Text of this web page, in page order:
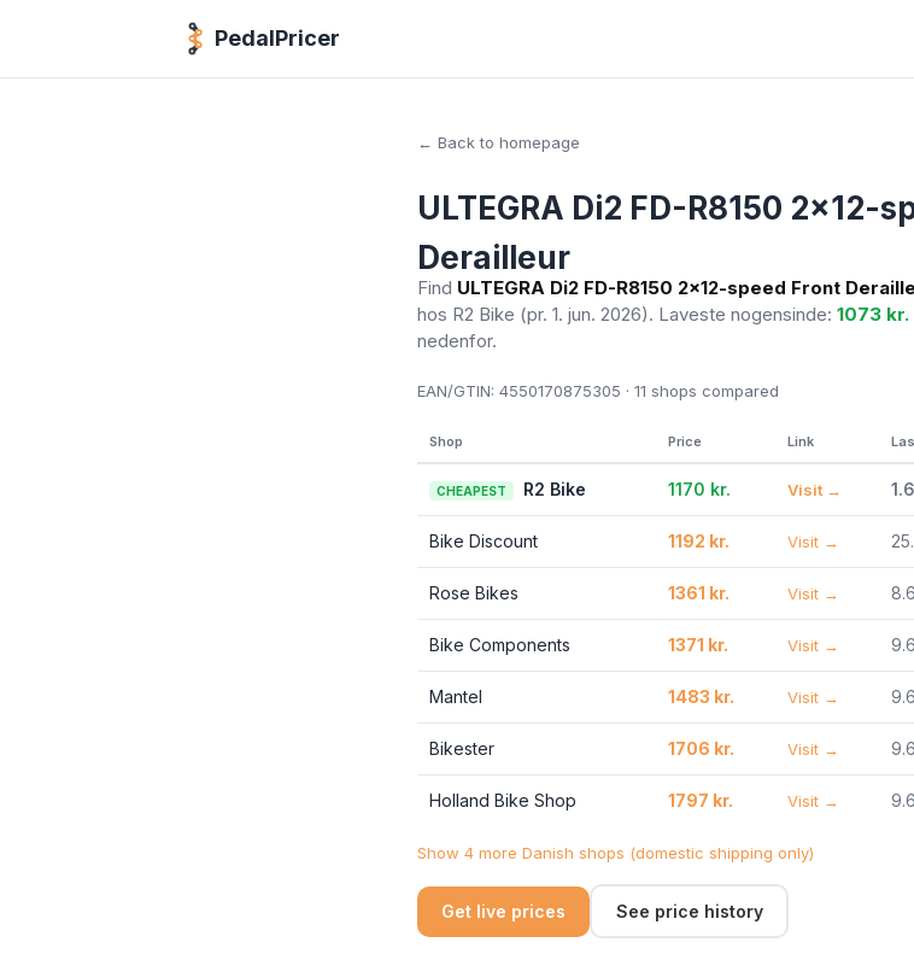
PedalPricer
← Back to homepage
ULTEGRA Di2 FD-R8150 2x12-
Derailleur
Find ULTEGRA Di2 FD-R8150 2x12-speed Front
hos R2 Bike (pr. 1. jun. 2026). Laveste nogensinde: 1073 kr.
nedenfor.
EAN/GTIN: 4550170875305 · 11 shops compared
Shop Price Link
CHEAPEST R2 Bike 1170 kr. Visit →
Bike Discount 1192 kr. Visit →
Rose Bikes 1361 kr. Visit →
Bike Components 1371 kr. Visit →
Mantel 1483 kr. Visit →
Bikester 1706 kr. Visit →
Holland Bike Shop 1797 kr. Visit →
Show 4 more Danish shops (domestic shipping only)
Get live prices See price history